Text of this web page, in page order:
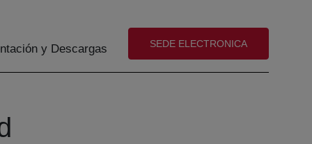
y Descargas (abre en nueva ventana)
SEDE ELECTRONICA